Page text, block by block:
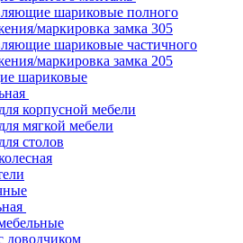
шариковые полного
маркировка замка 305
шариковые частичного
маркировка замка 205
шариковые
корпусной мебели
мягкой мебели
столов
доводчиком